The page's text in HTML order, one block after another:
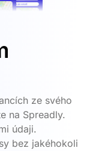
ze svého
na Spreadly.
údaji.
bez jakéhokoli